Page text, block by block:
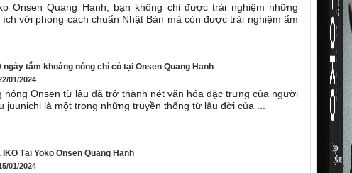
Onsen Quang Hanh, bạn không chỉ được trải nghiệm những
ích với phong cách chuẩn Nhật Bản mà còn được trải nghiệm ẩm
ngày tắm khoáng nóng chỉ có tại Onsen Quang Hanh
01/2024
nóng Onsen từ lâu đã trở thành nét văn hóa đặc trưng của người
juunichi là một trong những truyền thống từ lâu đời của ...
Tại Yoko Onsen Quang Hanh
01/2024